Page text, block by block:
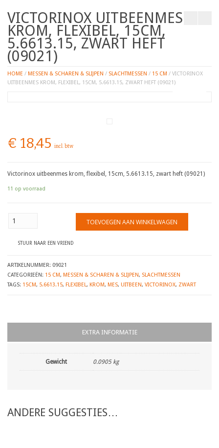
VICTORINOX UITBEENMES
KROM, FLEXIBEL, 15CM,
5.6613.15, ZWART HEFT
(09021)
HOME / MESSEN & SCHAREN & SLIJPEN / SLACHTMESSEN / 15 CM / VICTORINOX
UITBEENMES KROM, FLEXIBEL, 15CM, 5.6613.15, ZWART HEFT (09021)
€ 18,45 incl. btw
Victorinox uitbeenmes krom, flexibel, 15cm, 5.6613.15, zwart heft (09021)
11 op voorraad
uitbeenmes
flexibel,
zwart
heft
(09021)
TOEVOEGEN AAN WINKELWAGEN
STUUR NAAR EEN VRIEND
ARTIKELNUMMER: 09021
CATEGORIEËN: 15 CM, MESSEN & SCHAREN & SLIJPEN, SLACHTMESSEN
TAGS: 15CM, 5.6613.15, FLEXIBEL, KROM, MES, UITBEEN, VICTORINOX, ZWART
EXTRA INFORMATIE
Gewicht 0.0905 kg
ANDERE SUGGESTIES…